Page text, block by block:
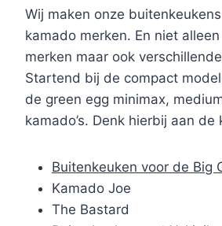
Wij maken onze
kamado merken. En niet
merken maar ook
Startend bij de compact
de green egg minimax,
kamado’s. Denk hierbij aan de
Buitenkeuken voor de Big
Kamado Joe
The Bastard